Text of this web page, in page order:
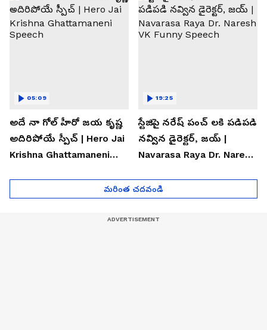
అదే నా గోల్ హీరో జయ కృష్ణ
అదిరిపోయే స్పీచ్ | Hero Jai
Krishna Ghattamaneni
05:09
స్టేజిపై నరేష్ పంచ్ లకి పడిపడి
నవ్విన డైరెక్టర్, జయ్ |
Navarasa Raya Dr. Naresh
19:25
మరింత చదవండి